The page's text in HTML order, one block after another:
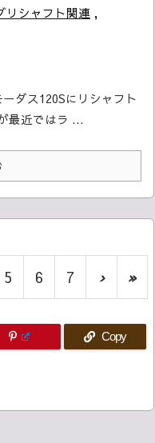
リシャフト関連 ,
ダス120Sにリシャフト
最近ではラ ...
5 6 7 › »
Copy